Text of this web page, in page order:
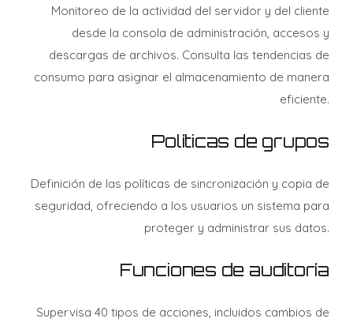
Monitoreo de la actividad del servidor y del cliente
desde la consola de administración, accesos y
descargas de archivos. Consulta las tendencias de
consumo para asignar el almacenamiento de manera
eficiente.
Políticas de grupos
Definición de las políticas de sincronización y copia de
seguridad, ofreciendo a los usuarios un sistema para
proteger y administrar sus datos.
Funciones de auditoría
Supervisa 40 tipos de acciones, incluidos cambios de